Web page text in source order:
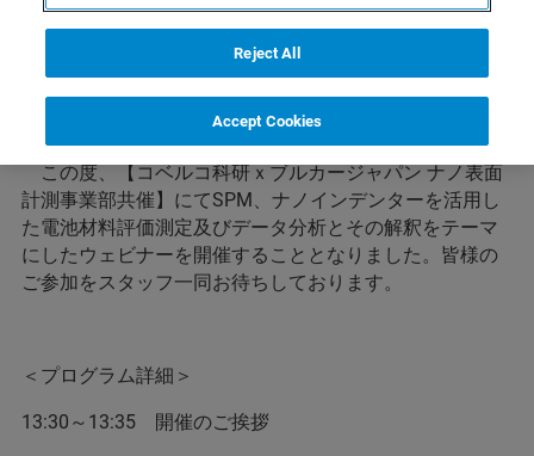
内容
【ブルカー x コベルコ科研 共催】電池材料へのSPM・ナ
ノインデンター活用セミナー
この度、【コベルコ科研ｘブルカージャパン ナノ表面
計測事業部共催】にてSPM、ナノインデンターを活用し
た電池材料評価測定及びデータ分析とその解釈をテーマ
にしたウェビナーを開催することとなりました。皆様の
ご参加をスタッフ一同お待ちしております。
＜プログラム詳細＞
13:30～13:35 開催のご挨拶
Reject All
Accept Cookies